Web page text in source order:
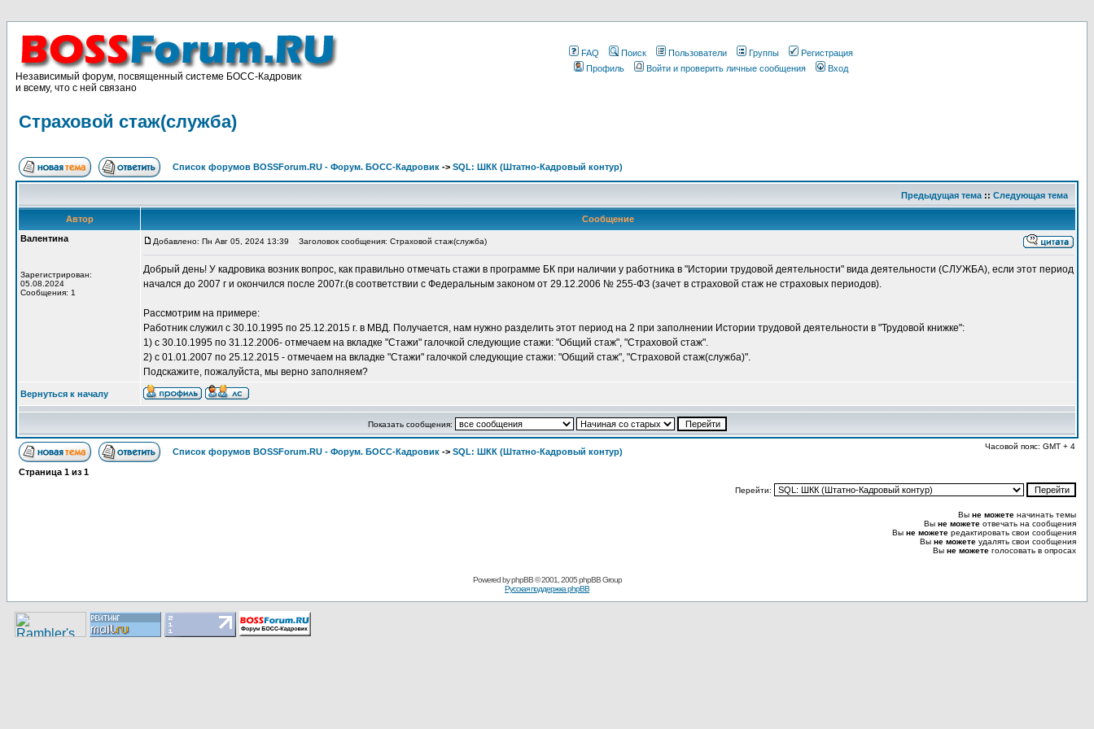
Независимый форум, посвященный системе БОСС-Кадровик
и всему, что с ней связано
FAQ Поиск Пользователи Группы
Регистрация
Профиль
Войти и проверить личные сообщения Вход
Страховой стаж(служба)
Список форумов BOSSForum.RU - Форум. БОСС-Кадровик -> SQL: ШКК (Штатно-Кадровый контур)
Предыдущая тема :: Следующая тема
Автор
Сообщение
Валентина
Зарегистрирован:
05.08.2024
Сообщения: 1
Добавлено: Пн Авг 05, 2024 13:39 Заголовок сообщения: Страховой стаж(служба)
Добрый день! У кадровика возник вопрос, как правильно отмечать стажи в программе БК при наличии у работника в "Истории трудовой деятельности" вида деятельности (СЛУЖБА), если этот период
начался до 2007 г и окончился после 2007г.(в соответствии с Федеральным законом от 29.12.2006 № 255-ФЗ (зачет в страховой стаж не страховых периодов).
Рассмотрим на примере:
Работник служил с 30.10.1995 по 25.12.2015 г. в МВД. Получается, нам нужно разделить этот период на 2 при заполнении Истории трудовой деятельности в "Трудовой книжке":
1) с 30.10.1995 по 31.12.2006- отмечаем на вкладке "Стажи" галочкой следующие стажи: "Общий стаж", "Страховой стаж".
2) с 01.01.2007 по 25.12.2015 - отмечаем на вкладке "Стажи" галочкой следующие стажи: "Общий стаж", "Страховой стаж(служба)".
Подскажите, пожалуйста, мы верно заполняем?
Вернуться к началу
Показать сообщения:
Список форумов BOSSForum.RU - Форум. БОСС-Кадровик -> SQL: ШКК (Штатно-Кадровый контур)
Часовой пояс: GMT + 4
Страница 1 из 1
Перейти:
Вы не можете начинать темы
Вы не можете отвечать на сообщения
Вы не можете редактировать свои сообщения
Вы не можете удалять свои сообщения
Вы не можете голосовать в опросах
Pоwerеd byрhpВB© 2001, 2005 рhpВB Grouр
Русская поддержка phрВB